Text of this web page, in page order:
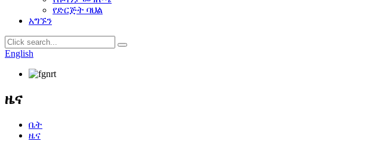
የድርጅት ባህል
አግኙን
English
ዜና
ቤት
ዜና